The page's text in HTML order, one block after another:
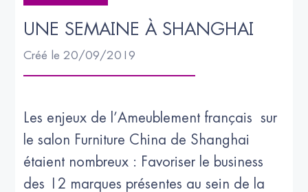
UNE SEMAINE À SHANGHAI
Créé le 20/09/2019
Les enjeux de l’Ameublement français sur
le salon Furniture China de Shanghai
étaient nombreux : Favoriser le business
des 12 marques présentes au sein de la